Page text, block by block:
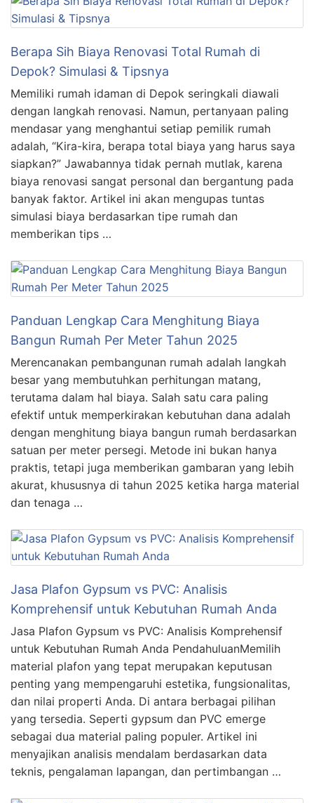
Berapa Sih Biaya Renovasi Total Rumah di
Depok? Simulasi & Tipsnya
Memiliki rumah idaman di Depok seringkali diawali
dengan langkah renovasi. Namun, pertanyaan paling
mendasar yang menghantui setiap pemilik rumah
adalah, “Kira-kira, berapa total biaya yang harus saya
siapkan?” Jawabannya tidak pernah mutlak, karena
biaya renovasi sangat personal dan bergantung pada
banyak faktor. Artikel ini akan mengupas tuntas
simulasi biaya berdasarkan tipe rumah dan
memberikan tips …
Panduan Lengkap Cara Menghitung Biaya
Bangun Rumah Per Meter Tahun 2025
Merencanakan pembangunan rumah adalah langkah
besar yang membutuhkan perhitungan matang,
terutama dalam hal biaya. Salah satu cara paling
efektif untuk memperkirakan kebutuhan dana adalah
dengan menghitung biaya bangun rumah berdasarkan
satuan per meter persegi. Metode ini bukan hanya
praktis, tetapi juga memberikan gambaran yang lebih
akurat, khususnya di tahun 2025 ketika harga material
dan tenaga …
Jasa Plafon Gypsum vs PVC: Analisis
Komprehensif untuk Kebutuhan Rumah Anda
Jasa Plafon Gypsum vs PVC: Analisis Komprehensif
untuk Kebutuhan Rumah Anda PendahuluanMemilih
material plafon yang tepat merupakan keputusan
penting yang mempengaruhi estetika, fungsionalitas,
dan nilai properti Anda. Di antara berbagai pilihan
yang tersedia. Seperti gypsum dan PVC emerge
sebagai dua material paling populer. Artikel ini
menyajikan analisis mendalam berdasarkan data
teknis, pengalaman lapangan, dan pertimbangan …